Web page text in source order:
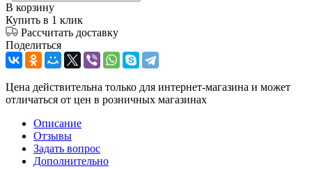
В корзину
Купить в 1 клик
Рассчитать доставку
Поделиться
Цена действительна только для интернет-магазина и может
отличаться от цен в розничных магазинах
Описание
Отзывы
Задать вопрос
Дополнительно